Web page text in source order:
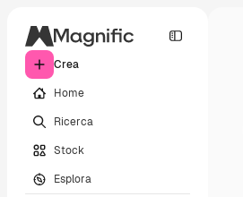
Crea
Home
Ricerca
Stock
Esplora